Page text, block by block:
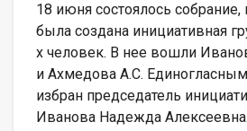
18 июня состоялось собрание,
была создана инициативная
х человек. В нее вошли
и Ахмедова А.С.
избран председатель
Иванова Надежда Алексеевна.